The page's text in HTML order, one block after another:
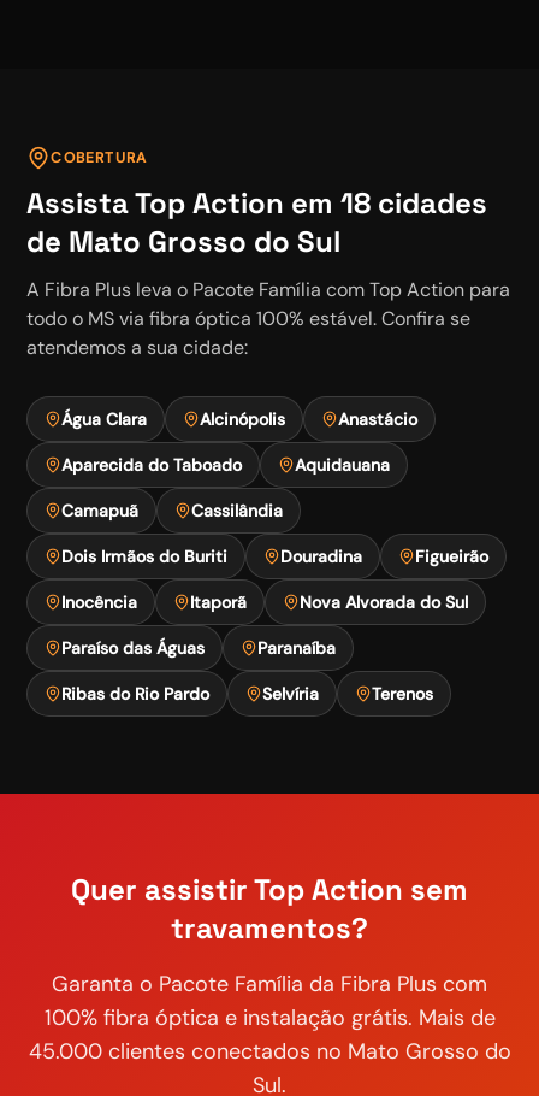
COBERTURA
AssistaTop Action em18 cidades
de Mato Grosso do Sul
A Fibra Plus leva o Pacote Família comTop Action para
todo o MS via fibra óptica 100% estável. Confira se
atendemos a sua cidade:
Água Clara Alcinópolis Anastácio
Aparecida do Taboado Aquidauana
Camapuã Cassilândia
Dois Irmãos do Buriti Douradina Figueirão
Inocência Itaporã Nova Alvorada do Sul
Paraíso das Águas Paranaíba
Ribas do Rio Pardo Selvíria Terenos
Quer assistirTop Action sem
travamentos?
Garanta o Pacote Família da Fibra Plus com
100% fibra óptica e instalação grátis. Mais de
45.000 clientes conectados no Mato Grosso do
Sul.